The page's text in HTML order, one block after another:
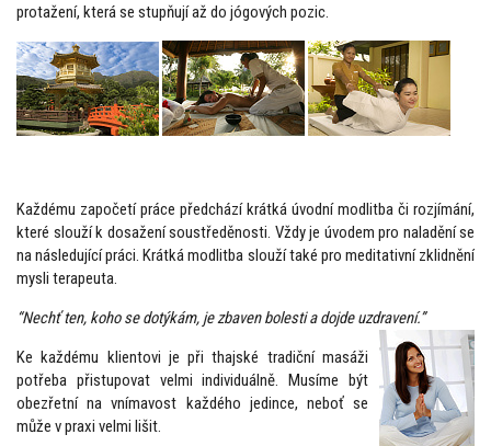
protažení, která se stupňují až do jógových pozic.
Každému započetí práce předchází krátká úvodní modlitba či rozjímání,
které slouží k dosažení soustředěnosti. Vždy je úvodem pro naladění se
na následující práci. Krátká modlitba slouží také pro meditativní zklidnění
mysli terapeuta.
“Nechť ten, koho se dotýkám, je zbaven bolesti a dojde uzdravení.”
Ke každému klientovi je při thajské tradiční masáži
potřeba přistupovat velmi individuálně. Musíme být
obezřetní na vnímavost každého jedince, neboť se
může v praxi velmi lišit.